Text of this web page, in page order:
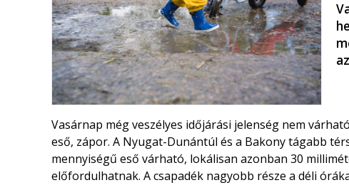
Vasárnap még veszélyes időjárási jelenség nem
eső, zápor. A Nyugat-Dunántúl és a Bakony tágabb
mennyiségű eső várható, lokálisan azonban 30
előfordulhatnak. A csapadék nagyobb része a déli